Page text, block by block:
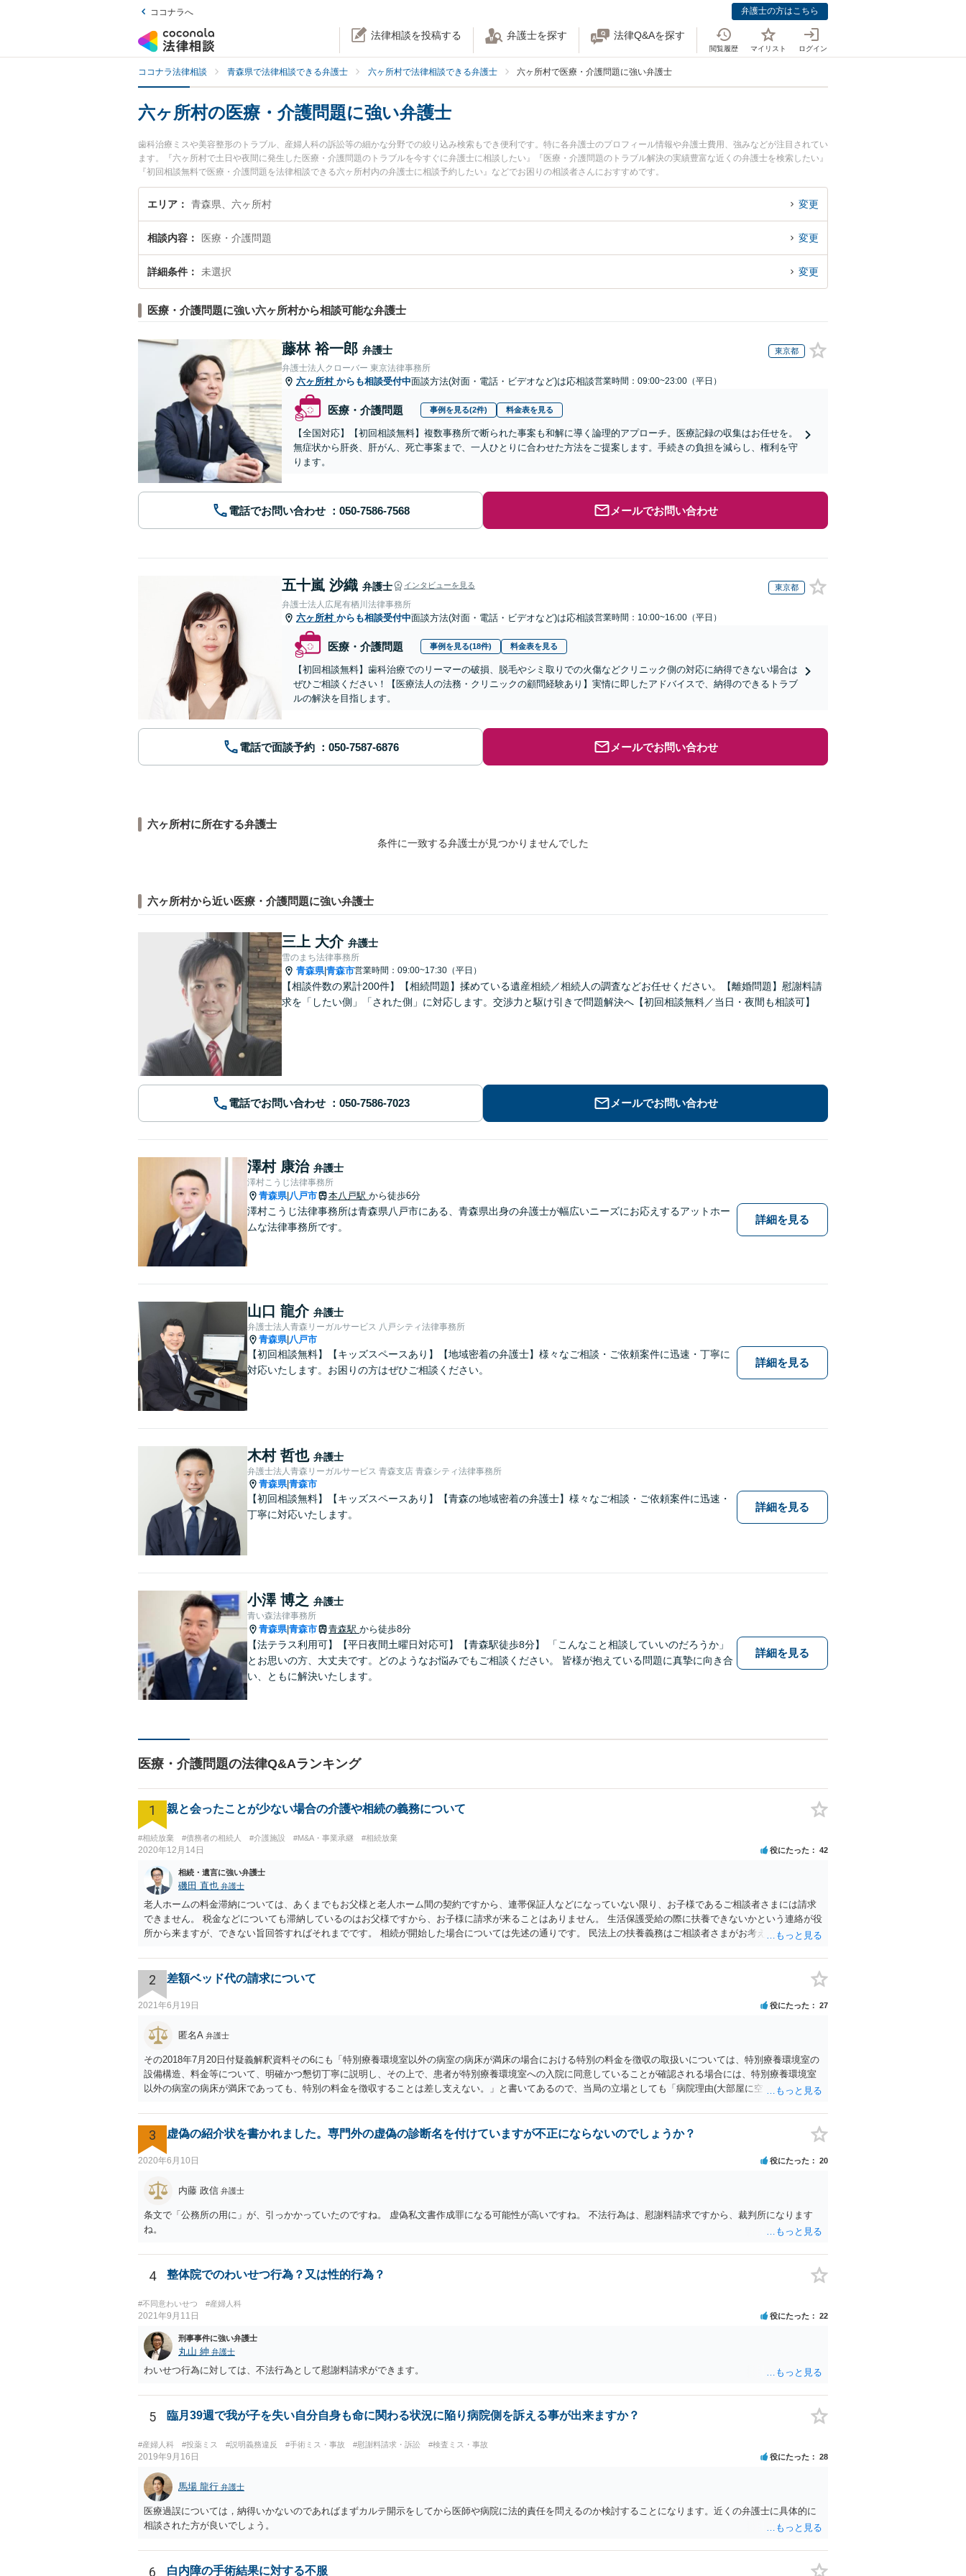
ココナラへ 弁護士の方はこちら
法律相談を投稿する 弁護士を探す 法律Q&Aを探す
閲覧履歴 マイリスト ログイン
ココナラ法律相談 青森県で法律相談できる弁護士 六ヶ所村で法律相談できる弁護士 六ヶ所村で医療・介護問題に強い弁護士
六ヶ所村の医療・介護問題に強い弁護士
歯科治療ミスや美容整形のトラブル、産婦人科の訴訟等の細かな分野での絞り込み検索もでき便利です。特に各弁護士のプロフィール情報や弁護士費用、強みなどが注目されてい
ます。『六ヶ所村で土日や夜間に発生した医療・介護問題のトラブルを今すぐに弁護士に相談したい』『医療・介護問題のトラブル解決の実績豊富な近くの弁護士を検索したい』
『初回相談無料で医療・介護問題を法律相談できる六ヶ所村内の弁護士に相談予約したい』などでお困りの相談者さんにおすすめです。
エリア 青森県、六ヶ所村 変更
相談内容 医療・介護問題 変更
詳細条件 未選択 変更
医療・介護問題に強い六ヶ所村から相談可能な弁護士
藤林 裕一郎 弁護士 東京都
弁護士法人クローバー 東京法律事務所
六ヶ所村 からも相談受付中面談方法(対面・電話・ビデオなど)は応相談営業時間：09:00~23:00（平日）
医療・介護問題 事例を見る(2件) 料金表を見る
【全国対応】【初回相談無料】複数事務所で断られた事案も和解に導く論理的アプローチ。医療記録の収集はお任せを。
無症状から肝炎、肝がん、死亡事案まで、一人ひとりに合わせた方法をご提案します。手続きの負担を減らし、権利を守
ります。
電話でお問い合わせ メールでお問い合わせ
五十嵐 沙織 弁護士 インタビューを見る 東京都
弁護士法人広尾有栖川法律事務所
六ヶ所村 からも相談受付中面談方法(対面・電話・ビデオなど)は応相談営業時間：10:00~16:00（平日）
医療・介護問題 事例を見る(18件) 料金表を見る
【初回相談無料】歯科治療でのリーマーの破損、脱毛やシミ取りでの火傷などクリニック側の対応に納得できない場合は
ぜひご相談ください！【医療法人の法務・クリニックの顧問経験あり】実情に即したアドバイスで、納得のできるトラブ
ルの解決を目指します。
電話で面談予約 メールでお問い合わせ
六ヶ所村に所在する弁護士
条件に一致する弁護士が見つかりませんでした
六ヶ所村から近い医療・介護問題に強い弁護士
三上 大介 弁護士
雪のまち法律事務所
青森県|青森市営業時間：09:00~17:30（平日）
【相談件数の累計200件】【相続問題】揉めている遺産相続／相続人の調査などお任せください。【離婚問題】慰謝料請
求を「したい側」「された側」に対応します。交渉力と駆け引きで問題解決へ【初回相談無料／当日・夜間も相談可】
電話でお問い合わせ メールでお問い合わせ
澤村 康治 弁護士
澤村こうじ法律事務所
青森県| 八戸市 本八戸駅 から徒歩6分
澤村こうじ法律事務所は青森県八戸市にある、青森県出身の弁護士が幅広いニーズにお応えするアットホー
ムな法律事務所です。
詳細を見る
山口 龍介 弁護士
弁護士法人青森リーガルサービス 八戸シティ法律事務所
青森県| 八戸市
【初回相談無料】【キッズスペースあり】【地域密着の弁護士】様々なご相談・ご依頼案件に迅速・丁寧に
対応いたします。お困りの方はぜひご相談ください。
詳細を見る
木村 哲也 弁護士
弁護士法人青森リーガルサービス 青森支店 青森シティ法律事務所
青森県|青森市
【初回相談無料】【キッズスペースあり】【青森の地域密着の弁護士】様々なご相談・ご依頼案件に迅速・
丁寧に対応いたします。
詳細を見る
小澤 博之 弁護士
青い森法律事務所
青森県|青森市 青森駅 から徒歩8分
【法テラス利用可】【平日夜間土曜日対応可】【青森駅徒歩8分】 「こんなこと相談していいのだろうか」
とお思いの方、大丈夫です。どのようなお悩みでもご相談ください。 皆様が抱えている問題に真摯に向き合
い、ともに解決いたします。
詳細を見る
医療・介護問題の法律Q&Aランキング
1 親と会ったことが少ない場合の介護や相続の義務について
#相続放棄 #債務者の相続人 #介護施設 #M&A・事業承継 #相続放棄
2020年12月14日 役にたった 42
相続・遺言に強い弁護士
磯田 直也 弁護士
老人ホームの料金滞納については、あくまでもお父様と老人ホーム間の契約ですから、連帯保証人などになっていない限り、お子様であるご相談者さまには請求
できません。 税金などについても滞納しているのはお父様ですから、お子様に請求が来ることはありません。 生活保護受給の際に扶養できないかという連絡が役
所から来ますが、できない旨回答すればそれまでです。 相続が開始した場合については先述の通りです。 民法上の扶養義務はご相談者さまがお考えのほど強いも
者や子に対する扶養義務に比べて弱いものです。 生まれてすぐ両親が離婚し、その後会っていなかったという事情も、扶養義務の順位を下げる一つの理由になり
ます。
2 差額ベッド代の請求について
2021年6月19日 役にたった 27
匿名A 弁護士
その2018年7月20日付疑義解釈資料その6にも「特別療養環境室以外の病室の病床が満床の場合における特別の料金を徴収の取扱いについては、特別療養環境室の
設備構造、料金等について、明確かつ懇切丁寧に説明し、その上で、患者が特別療養環境室への入院に同意していることが確認される場合には、特別療養環境室
以外の病室の病床が満床であっても、特別の料金を徴収することは差し支えない。」と書いてあるので、当局の立場としても「病院理由(大部屋に空きがない等)で
るよう言われた」という事例についても「不適切と思われる事例」と言及されているだけで「不適切である」と断定もされていないですし、違法であることも示
唆されていません。ですので、「同意しないのであれば他院を受診するように」という表現が不適切なだけで、たとえば言い方を変えて「緊急手術をおすすめし
ますが、当病院は現在大部屋が満床なので大部屋を希望される場合は本日の緊急手術には応じられません。１日当たり１万８７００円の個室であれば対応できま
すが。」と言えば、問題ないとされる余地もあるかと存じます。 ご記載いただいた事実関係を拝見するかぎり、緊急手術が望ましい状況における病院側の説明と
もそも通達に民間に対する法的拘束力はないこと(下級行政機関に対する拘束力しかありません)を考えれば、一応の説明を受けて同意した以上、病院側からは同意
書に「１日当たり」という記載が抜けていることを奇貨として不当に支払を拒んでいると見られて、今後あなたやあなたのご家族がその大学病院を受診せざるを
得なくなった場合に事実上の不利益を受ける可能性は否定できないように思われます。
3 虚偽の紹介状を書かれました。専門外の虚偽の診断名を付けていますが不正にならないのでしょうか？
2020年6月10日 役にたった 20
内藤 政信 弁護士
条文で「公務所の用に」が、引っかかっていたのですね。 虚偽私文書作成罪になる可能性が高いですね。 不法行為は、慰謝料請求ですから、裁判所になります
ね。
4 整体院でのわいせつ行為？又は性的行為？
#不同意わいせつ #産婦人科
2021年9月11日 役にたった 22
刑事事件に強い弁護士
丸山 紳 弁護士
わいせつ行為に対しては、不法行為として慰謝料請求ができます。
5 臨月39週で我が子を失い自分自身も命に関わる状況に陥り病院側を訴える事が出来ますか？
#産婦人科 #投薬ミス #説明義務違反 #手術ミス・事故 #慰謝料請求・訴訟 #検査ミス・事故
2019年9月16日 役にたった 28
馬場 龍行 弁護士
医療過誤については，納得いかないのであればまずカルテ開示をしてから医師や病院に法的責任を問えるのか検討することになります。近くの弁護士に具体的に
相談された方が良いでしょう。
6 白内障の手術結果に対する不服